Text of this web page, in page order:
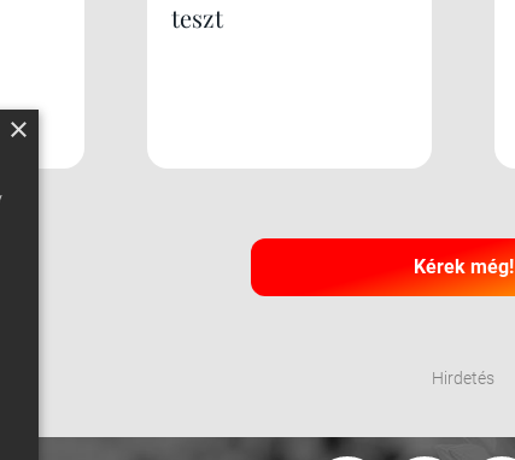
teszt
Kérek még!
Hirdetés
×